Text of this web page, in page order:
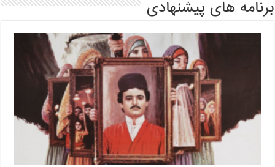
برنامه های پیشنهادی